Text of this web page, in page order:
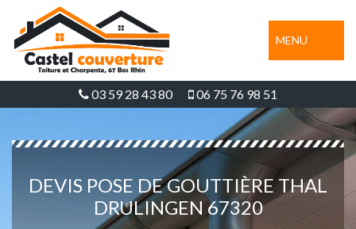
MENU
03 59 28 43 80 06 75 76 98 51
DEVIS POSE DE GOUTTIÈRE THAL
DRULINGEN 67320